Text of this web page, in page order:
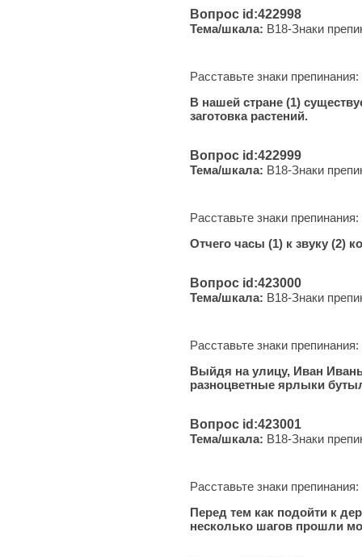
Вопрос id:422998
Тема/шкала: B18-Знаки
Расставьте знаки
В нашей стране (1)
заготовка растений.
Вопрос id:422999
Тема/шкала: B18-Знаки
Расставьте знаки
Отчего часы (1) к звуку (2)
Вопрос id:423000
Тема/шкала: B18-Знаки
Расставьте знаки
Выйдя на улицу, Иван
разноцветные ярлыки
Вопрос id:423001
Тема/шкала: B18-Знаки
Расставьте знаки
Перед тем как подойти к
несколько шагов прошли